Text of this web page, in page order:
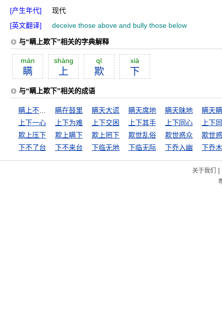
[产生年代]
现代
[英文翻译]
deceive those above and bully those below
与“瞒上欺下”相关的字典解释
mán
瞒
shàng
上
qī
欺
xià
下
与“瞒上欺下”相关的成语
瞒在鼓里 瞒天大谎 瞒天席地 瞒天昧地
瞒天
上下一心
上下为难 上下交困 上下其手 上下同心
上下
欺上压下
欺上瞒下 欺上罔下 欺世乱俗 欺世惑众
欺世
下不了台
下不来台 下临无地 下临无际 下乔入幽
关于我们 |